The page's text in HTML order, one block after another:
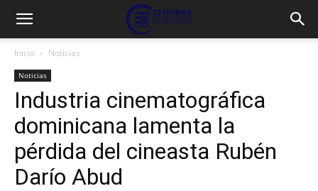
Inicio Noticias
Noticias
Industria cinematográfica
dominicana lamenta la
pérdida del cineasta Rubén
Darío Abud